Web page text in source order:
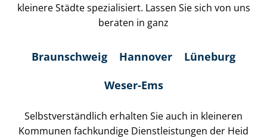
kleinere Städte spezialisiert. Lassen Sie sich von uns
beraten in ganz
Braunschweig Hannover
Lüneburg
Weser-Ems
Selbst­ver­ständ­lich erhalten Sie auch in kleineren
Kommunen fachkundige Dienst­leis­tun­gen der Heid